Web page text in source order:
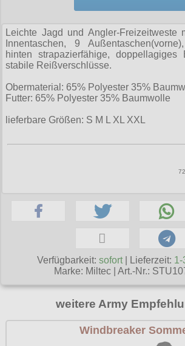
Männerjacken &
Männermäntel
Männershirts kurzam
Männershirts langarm
Mittelalter
Rune Charms
für die Haare
Geldbörsen
Halsbänder
Handschuhe
Mützen
Verschiedenes
Burleska
Cup Cake Cult
Necessary Evil
Pentagramme
Phaze
Poizen Industries
Queen of Darkness
Relco
L
XL
XXXL
XXXXL
Wave Gotik Treffen
M’era Luna Festival
Kleidung
Bademoden
Bauchtaschen
Begriffe
Gothic Shop
Hot Rod
--------------
gesamt: 0.00 €
Social Media:
Leichte Jagd und Angler-Freizeitweste
Innentaschen, 9
hinten strapazierfähige, doppellagiges
stabile Reißverschlüsse.
Obermaterial: 65% Polyester 35%
Futter: 65% Polyester 35% Baumwolle
lieferbare Größen: S M L XL XXL
Verfügbarkeit:sofort | Lieferzeit: 1-
Marke: Miltec| Art.-Nr.:
weitere Army
Windbreaker